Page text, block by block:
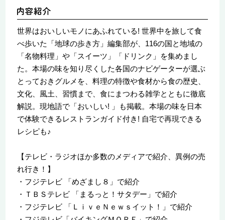
世界はおいしいモノにあふれている! 世界中を旅して食
べ歩いた「地球の歩き方」編集部が、116の国と地域の
「名物料理」や「スイーツ」「ドリンク」を集めまし
た。本場の味を知り尽くした各国のナビゲーターが選ぶ
とっておきグルメを、料理の特徴や食材から食の歴史、
文化、風土、習慣まで、食にまつわる雑学とともに徹底
解説。現地語で「おいしい! 」も掲載。本場の味を日本
で体験できるレストランガイド付き! 自宅で再現できる
レシピも♪
【テレビ・ラジオほか多数のメディアで紹介、異例の売
れ行き！】
・フジテレビ 「めざまし８」で紹介
・ＴＢＳテレビ 「まるっと！サタデー」で紹介
・フジテレビ 「ＬｉｖｅＮｅｗｓイット！」で紹介